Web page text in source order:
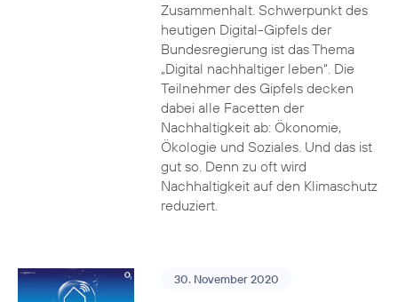
Zusammenhalt. Schwerpunkt des
heutigen Digital-Gipfels der
Bundesregierung ist das Thema
„Digital nachhaltiger leben“. Die
Teilnehmer des Gipfels decken
dabei alle Facetten der
Nachhaltigkeit ab: Ökonomie,
Ökologie und Soziales. Und das ist
gut so. Denn zu oft wird
Nachhaltigkeit auf den Klimaschutz
reduziert.
30. November 2020